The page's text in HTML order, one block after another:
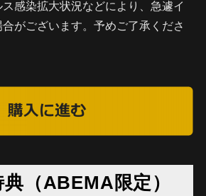
感染拡大状況などにより、急遽イ
がございます。予めご了承くださ
（ABEMA限定）